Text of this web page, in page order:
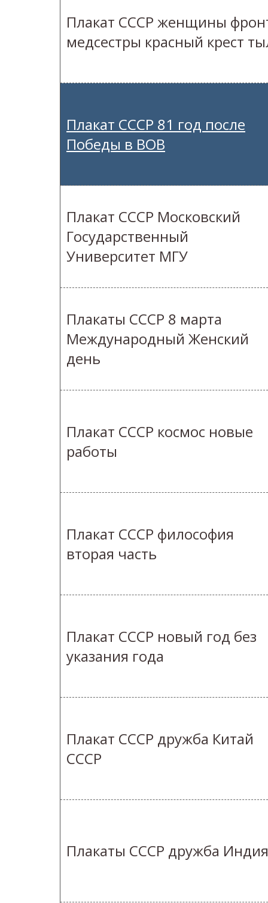
Плакат СССР женщины
медсестры красный крест
Плакат СССР 81 год после
Победы в ВОВ
Плакат СССР Московский
Государственный
Университет МГУ
Плакаты СССР 8 марта
Международный Женский
день
Плакат СССР космос новые
работы
Плакат СССР философия
вторая часть
Плакат СССР новый год без
указания года
Плакат СССР дружба Китай
СССР
Плакаты СССР дружба Индия